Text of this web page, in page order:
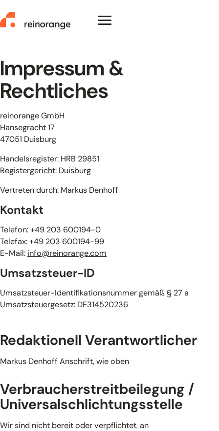
Menü zeigen/verstecken
Leistungen
Referenzen
Über uns
Kontakt
Impressum &
Rechtliches
reinorange GmbH
Hansegracht 17
47051 Duisburg
Handelsregister: HRB 29851
Registergericht: Duisburg
Vertreten durch: Markus Denhoff
Kontakt
Telefon: +49 203 600194-0
Telefax: +49 203 600194-99
E-Mail: info@reinorange.com
Umsatzsteuer-ID
Umsatzsteuer-Identifikationsnummer gemäß § 27 a
Umsatzsteuergesetz: DE314520236
Redaktionell Verantwortlicher
Markus Denhoff Anschrift, wie oben
Verbraucherstreitbeilegung /
Universalschlichtungsstelle
Wir sind nicht bereit oder verpflichtet, an